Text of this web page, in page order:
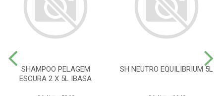
SHAMPOO PELAGEM
ESCURA 2 X 5L IBASA
SH NEUTRO EQUILIBRIUM 5L